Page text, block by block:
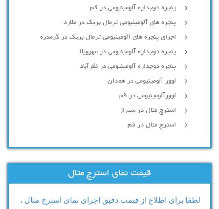
پنجره دوجداره آلومينيومی در قم
پنجره های آلومینیومی ترمال بریک در ملارد
اجرای پنجره های آلومینیومی ترمال بریک در گرمدره
پنجره دوجداره آلومینیومی در مهرویلا
پنجره دوجداره آلومینیومی در نظرآباد
لوور آلومینیومی در همدان
لوورآلومینیومی در قم
استرچ متال در شیراز
استرچ متال در قم
قیمت نمای استرچ متال
لطفا برای اطلاع از قیمت دقیق اجرای نمای استرچ متال ،